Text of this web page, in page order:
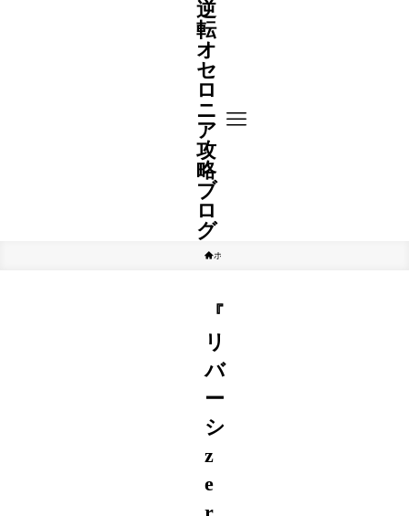
逆
転
オ
セ
ロ
ニ
ア
攻
略
ブ
ロ
グ
ホーム
『
リ
バ
ー
シ
z
e